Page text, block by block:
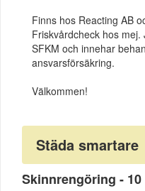
Finns hos Reacting AB
Friskvårdcheck hos
SFKM och innehar
ansvarsförsäkring.
Välkommen!
Städa smartare
Skinnrengöring -